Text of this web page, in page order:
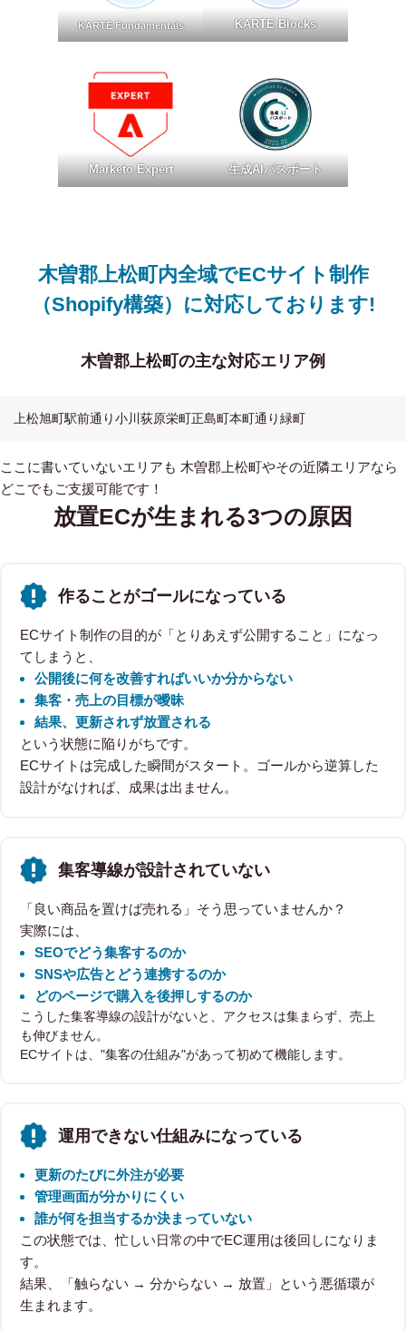
KARTE Fundamentals KARTE Blocks
Marketo Expert 生成AIパスポート
木曽郡上松町内全域でECサイト制作
（Shopify構築）に対応しております!
木曽郡上松町の主な対応エリア例
上松旭町駅前通り小川 荻原栄町正島町本町通り緑町
ここに書いていないエリアも 木曽郡上松町やその近隣エリアなら
どこでもご支援可能です！
放置ECが生まれる3つの原因
作ることがゴールになっている
ECサイト制作の目的が「とりあえず公開すること」になっ
てしまうと、
公開後に何を改善すればいいか分からない
集客・売上の目標が曖昧
結果、更新されず放置される
という状態に陥りがちです。
ECサイトは完成した瞬間がスタート。ゴールから逆算した
設計がなければ、成果は出ません。
集客導線が設計されていない
「良い商品を置けば売れる」そう思っていませんか？
実際には、
SEOでどう集客するのか
SNSや広告とどう連携するのか
どのページで購入を後押しするのか
こうした集客導線の設計がないと、アクセスは集まらず、売上
も伸びません。
ECサイトは、"集客の仕組み"があって初めて機能します。
運用できない仕組みになっている
更新のたびに外注が必要
管理画面が分かりにくい
誰が何を担当するか決まっていない
この状態では、忙しい日常の中でEC運用は後回しになりま
す。
結果、「触らない → 分からない → 放置」という悪循環が
生まれます。